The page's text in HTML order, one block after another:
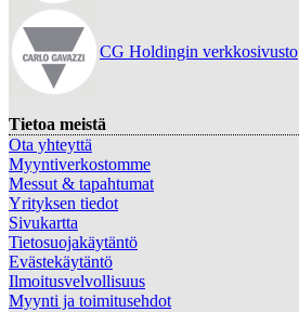
CG Holdingin verkkosivusto
Tietoa meistä
Ota yhteyttä
Myyntiverkostomme
Messut & tapahtumat
Yrityksen tiedot
Sivukartta
Tietosuojakäytäntö
Evästekäytäntö
Ilmoitusvelvollisuus
Myynti ja toimitusehdot